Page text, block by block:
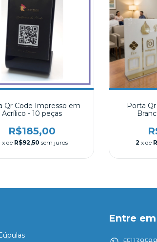
Qr Code Impresso em
Acrílico - 10 peças
R$185,00
x de R$92,50 sem juros
Porta
2 x de
Entre